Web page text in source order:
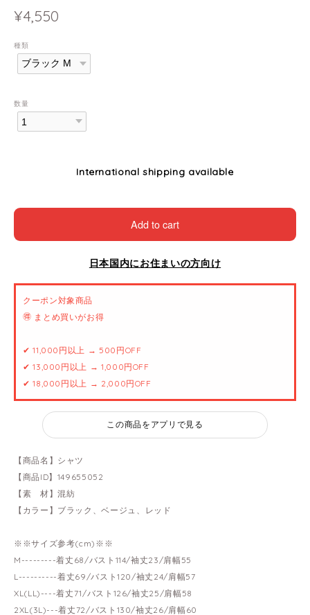
¥4,550
種類
数量
International shipping available
Add to cart
日本国内にお住まいの方向け
クーポン対象商品
🉐 まとめ買いがお得
✔ 11,000円以上 → 500円OFF
✔ 13,000円以上 → 1,000円OFF
✔ 18,000円以上 → 2,000円OFF
この商品をアプリで見る
【商品名】シャツ
【商品ID】149655052
【素 材】混紡
【カラー】ブラック、ベージュ、レッド
※※サイズ参考(cm)※※
M---------着丈68/バスト114/袖丈23/肩幅55
L----------着丈69/バスト120/袖丈24/肩幅57
XL(LL)----着丈71/バスト126/袖丈25/肩幅58
2XL(3L)---着丈72/バスト130/袖丈26/肩幅60